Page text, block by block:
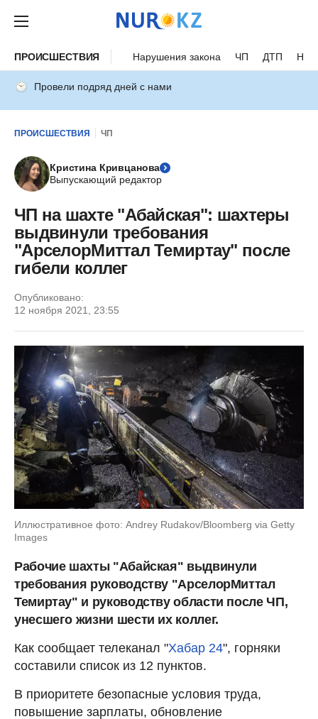
ПРОИСШЕСТВИЯ Нарушения закона ЧП ДТП
Провели подряд дней с нами
ПРОИСШЕСТВИЯ ЧП
Кристина Кривцанова
Выпускающий редактор
ЧП на шахте "Абайская": шахтеры
выдвинули требования
"АрселорМиттал Темиртау" после
гибели коллег
Опубликовано:
12 ноября 2021, 23:55
Иллюстративное фото: Andrey Rudakov/Bloomberg via Getty
Images
Рабочие шахты "Абайская" выдвинули
требования руководству "АрселорМиттал
Темиртау" и руководству области после ЧП,
унесшего жизни шести их коллег.
Как сообщает телеканал "Хабар 24", горняки
составили список из 12 пунктов.
В приоритете безопасные условия труда,
повышение зарплаты, обновление